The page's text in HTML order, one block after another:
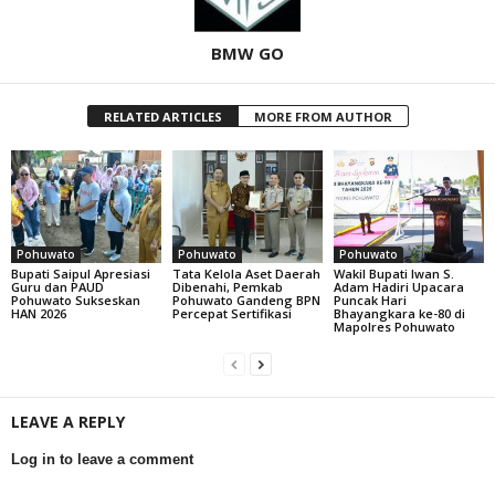
BMW GO
RELATED ARTICLES MORE FROM AUTHOR
Pohuwato
Bupati Saipul Apresiasi
Guru dan PAUD
Pohuwato Sukseskan
HAN 2026
Pohuwato
Tata Kelola Aset Daerah
Dibenahi, Pemkab
Pohuwato Gandeng BPN
Percepat Sertifikasi
Pohuwato
Wakil Bupati Iwan S.
Adam Hadiri Upacara
Puncak Hari
Bhayangkara ke-80 di
Mapolres Pohuwato
LEAVE A REPLY
Log in to leave a comment